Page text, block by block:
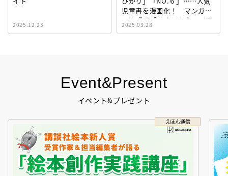
Event&Present
イベント&プレゼント
えほん通信
2025.12.23
児童書を漫画化！ マンガサ
イト『ビブリオシリウス』誕
生！
2025.03.28